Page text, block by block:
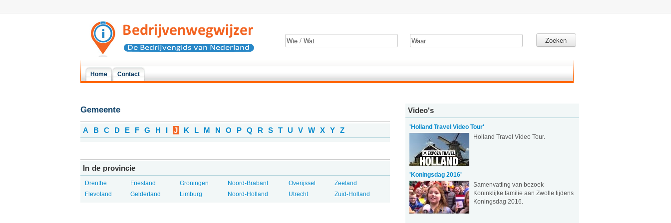
Zoeken
Home Contact
Gemeente
A B C D E F G H I J K L M N O P Q R S T U V W X Y Z
In de provincie
Drenthe
Flevoland
Friesland
Gelderland
Groningen
Limburg
Noord-Brabant
Noord-Holland
Overijssel
Utrecht
Zeeland
Zuid-Holland
Video's
'Holland Travel Video Tour'
Holland Travel Video Tour.
'Koningsdag 2016'
Samenvatting van bezoek
Koninklijke familie aan Zwolle tijdens
Koningsdag 2016.